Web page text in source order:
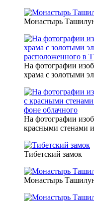
Монастырь
На фотографии
храма с золотыми
На фотографии
красными стенами
Тибетский замок
Монастырь